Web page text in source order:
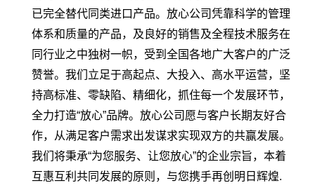
已完全替代同类进口产品。放心公司凭靠科学的管理
体系和质量的产品，及良好的销售及全程技术服务在
同行业之中独树一帜，受到全国各地广大客户的广泛
赞誉。我们立足于高起点、大投入、高水平运营，坚
持高标准、零缺陷、精细化，抓住每一个发展环节，
全力打造“放心”品牌。放心公司愿与客户长期友好合
作，从满足客户需求出发谋求实现双方的共赢发展。
我们将秉承“为您服务、让您放心”的企业宗旨，本着
互惠互利共同发展的原则，与您携手再创明日辉煌.